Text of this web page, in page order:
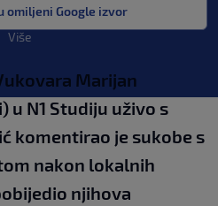
omiljeni Google izvor
Više
Marijan
u N1 Studiju uživo s
komentirao je sukobe s
nakon lokalnih
njihova